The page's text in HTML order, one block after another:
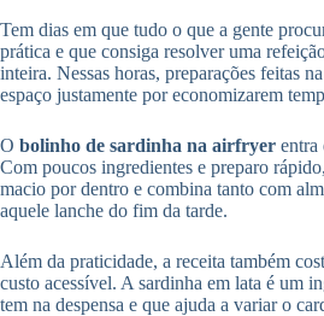
Tem dias em que tudo o que a gente
prática e que consiga resolver uma
inteira. Nessas horas, preparações feitas
espaço justamente por economizarem
O bolinho de sardinha na airfryer entra
Com poucos ingredientes e preparo
macio por dentro e combina tanto com
aquele lanche do fim da tarde.
Além da praticidade, a receita também
custo acessível. A sardinha em lata é um
tem na despensa e que ajuda a variar o